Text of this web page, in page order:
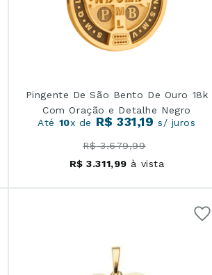
Pingente De São Bento De Ouro 18k
Com Oração e Detalhe Negro
Até 10x de R$ 331,19 s/ juros
R$ 3.679,99
R$ 3.311,99 à vista